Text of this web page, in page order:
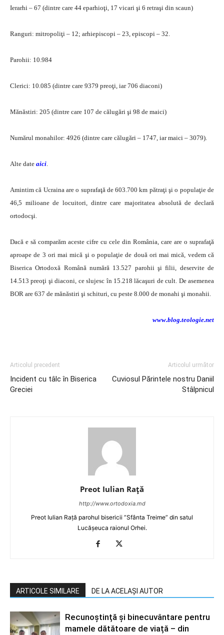
Ierarhi – 67 (dintre care 44 eparhioţi, 17 vicari şi 6 retraşi din scaun)
Ranguri: mitropoliţi – 12; arhiepiscopi – 23, episcopi – 32.
Parohii: 10.984
Clerici: 10.085 (dintre care 9379 preoţi, iar 706 diaconi)
Mănăstiri: 205 (dintre care 107 de călugări şi 98 de maici)
Numărul monahilor: 4926 (dintre care călugări – 1747, iar maici – 3079).
Alte date aici
Amintim că Ucraina are o suprafaţă de 603.700 km pătraţi şi o populaţie de
46,5 milioane de locuitori, dintre care majoritatea absolută de declară
ortodocşi.
Dacă e să comparăm aceste cifre cu cele din România, care are o suprafaţă
aproape de 3 ori mai mică şi o populaţie de două ori mai mică, vedem că
Biserica Ortodoxă Română numără 13.527 parohii şi filii, deservite de
14.513 preoţi şi diaconi, ce slujesc în 15.218 lăcaşuri de cult. De asemenea
BOR are 637 de mănăstiri şi schituri, cu peste 8.000 de monahi şi monahii.
www.blog.teologie.net
Articolul precedent
Incident cu tâlc în Biserica
Greciei
Articolul următor
Cuviosul Părintele nostru Daniil
Stâlpnicul
Preot Iulian Raţă
http://www.ortodoxia.md
Preot Iulian Rață parohul bisericii ”Sfânta Treime” din satul
Lucășeuca raionul Orhei.
ARTICOLE SIMILARE DE LA ACELAȘI AUTOR
Recunoștință și binecuvântare pentru
mamele dătătoare de viață – din